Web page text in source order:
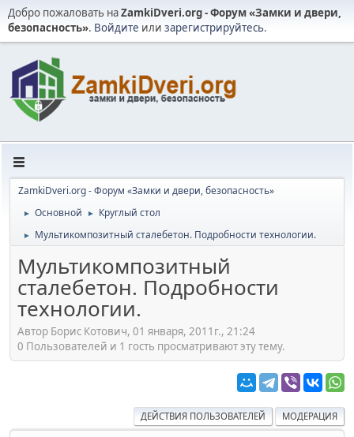
Добро пожаловать наZamkiDveri.org - Форум «Замки и двери,
безопасность». Войдите или зарегистрируйтесь.
ZamkiDveri.org - Форум «Замки и двери, безопасность»
► Основной ► Круглый стол
► Мультикомпозитный сталебетон. Подробности технологии.
Мультикомпозитный
сталебетон. Подробности
технологии.
Автор Борис Котович, 01 января, 2011г., 21:24
0 Пользователей и 1 гость просматривают эту тему.
ДЕЙСТВИЯ ПОЛЬЗОВАТЕЛЕЙ МОДЕРАЦИЯ